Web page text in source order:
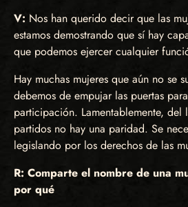
V: Nos han querido decir que las
estamos demostrando que sí hay
que podemos ejercer cualquier
Hay muchas mujeres que aún no se
debemos de empujar las puertas
participación. Lamentablemente,
partidos no hay una paridad. Se
legislando por los derechos de las
R: Comparte el nombre de una
por qué